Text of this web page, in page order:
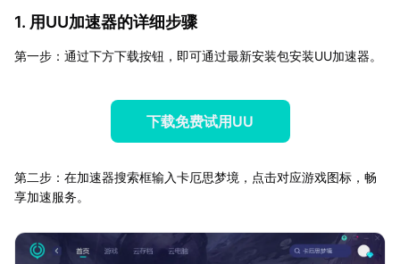
1. 用UU加速器的详细步骤
第一步：通过下方下载按钮，即可通过最新安装包安装UU加速器。
下载免费试用UU
第二步：在加速器搜索框输入卡厄思梦境，点击对应游戏图标，畅
享加速服务。